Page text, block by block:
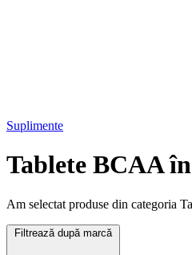
Suplimente
Tablete BCAA
Am selectat produse din categoria